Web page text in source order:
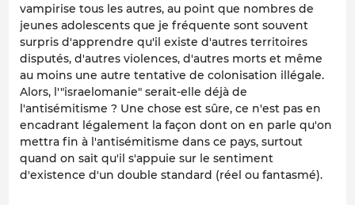
vampirise tous les autres, au point que nombres de
jeunes adolescents que je fréquente sont souvent
surpris d'apprendre qu'il existe d'autres territoires
disputés, d'autres violences, d'autres morts et même
au moins une autre tentative de colonisation illégale.
Alors, l'"israelomanie" serait-elle déjà de
l'antisémitisme ? Une chose est sûre, ce n'est pas en
encadrant légalement la façon dont on en parle qu'on
mettra fin à l'antisémitisme dans ce pays, surtout
quand on sait qu'il s'appuie sur le sentiment
d'existence d'un double standard (réel ou fantasmé).